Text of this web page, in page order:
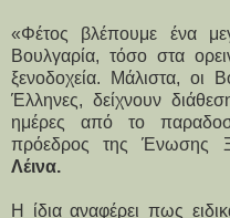
«Φέτος βλέπουμε ένα
Βουλγαρία, τόσο στα
ξενοδοχεία. Μάλιστα, οι
Έλληνες, δείχνουν
ημέρες από το
πρόεδρος της Ένωσης
Λέινα.
Η ίδια αναφέρει πως